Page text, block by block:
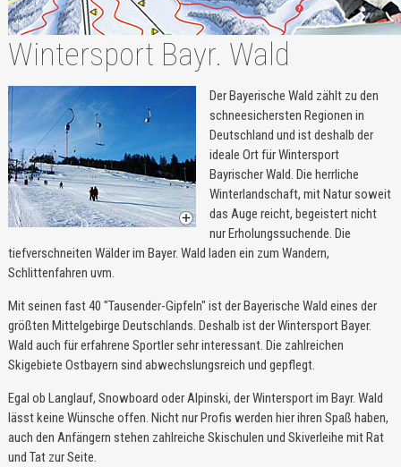
Wintersport Bayr. Wald
Der Bayerische Wald zählt zu den
schneesichersten Regionen in
Deutschland und ist deshalb der
ideale Ort für Wintersport
Bayrischer Wald. Die herrliche
Winterlandschaft, mit Natur soweit
das Auge reicht, begeistert nicht
nur Erholungssuchende. Die
tiefverschneiten Wälder im Bayer. Wald laden ein zum Wandern,
Schlittenfahren uvm.
Mit seinen fast 40 "Tausender-Gipfeln" ist der Bayerische Wald eines der
größten Mittelgebirge Deutschlands. Deshalb ist der Wintersport Bayer.
Wald auch für erfahrene Sportler sehr interessant. Die zahlreichen
Skigebiete Ostbayern sind abwechslungsreich und gepflegt.
Egal ob Langlauf, Snowboard oder Alpinski, der Wintersport im Bayr. Wald
lässt keine Wünsche offen. Nicht nur Profis werden hier ihren Spaß haben,
auch den Anfängern stehen zahlreiche Skischulen und Skiverleihe mit Rat
und Tat zur Seite.